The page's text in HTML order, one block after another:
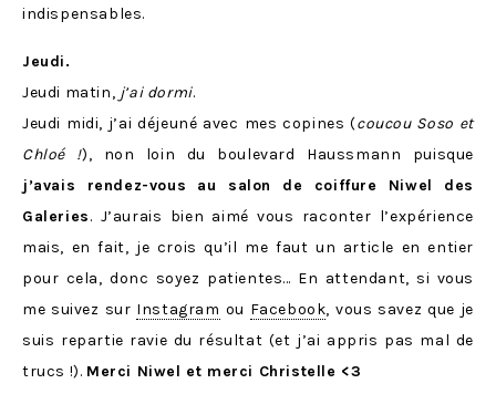
indispensables.
Jeudi.
Jeudi matin, j’ai dormi.
Jeudi midi, j’ai déjeuné avec mes copines (coucou Soso et
Chloé !), non loin du boulevard Haussmann puisque
j’avais rendez-vous au salon de coiffure Niwel des
Galeries. J’aurais bien aimé vous raconter l’expérience
mais, en fait, je crois qu’il me faut un article en entier
pour cela, donc soyez patientes… En attendant, si vous
me suivez sur Instagram ou Facebook, vous savez que je
suis repartie ravie du résultat (et j’ai appris pas mal de
trucs !). Merci Niwel et merci Christelle <3